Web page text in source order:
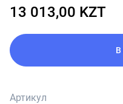
13 013,00 KZT
Артикул